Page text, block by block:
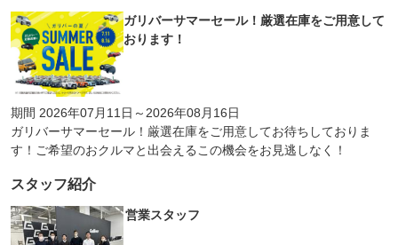
ガリバーサマーセール！厳選在庫をご用意して
おります！
期間 2026年07月11日～2026年08月16日
ガリバーサマーセール！厳選在庫をご用意してお待ちしておりま
す！ご希望のおクルマと出会えるこの機会をお見逃しなく！
スタッフ紹介
営業スタッフ